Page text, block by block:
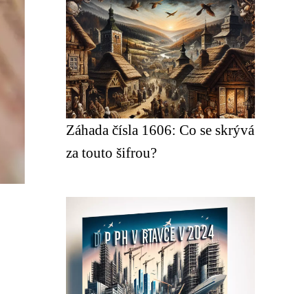
Záhada čísla 1606: Co se skrývá
za touto šifrou?